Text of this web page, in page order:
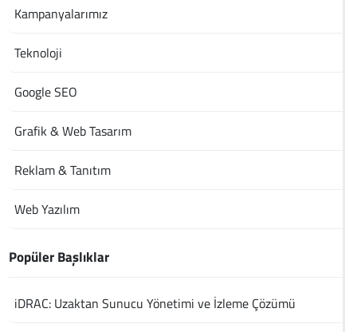
Kampanyalarımız
Teknoloji
Google SEO
Grafik & Web Tasarım
Reklam & Tanıtım
Web Yazılım
Popüler Başlıklar
iDRAC: Uzaktan Sunucu Yönetimi ve İzleme Çözümü